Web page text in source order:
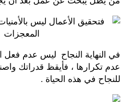
في النهاية النجاح ليس عدم فعل
عدم تكرارها ، فأيقظ قدراتك
للنجاح في هذه الحياة .